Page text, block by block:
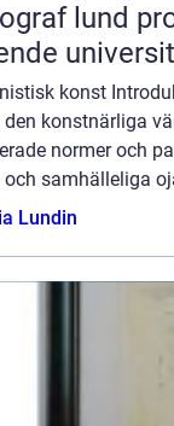
profesjonell fotografering i en
konst
konstnärliga
normer och
samhälleliga
Lundin